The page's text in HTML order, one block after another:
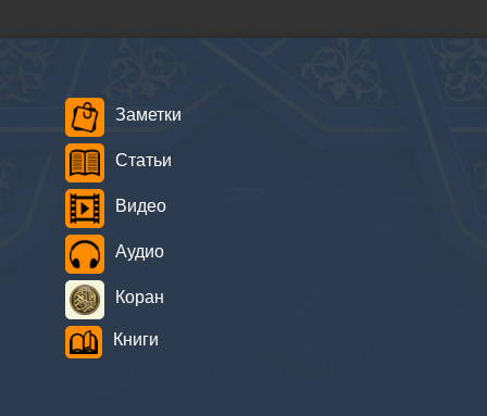
Заметки
Статьи
Видео
Аудио
Коран
Книги